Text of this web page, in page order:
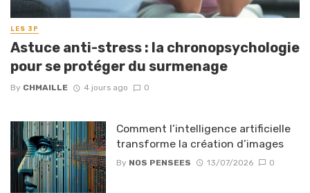
LES 3P
Astuce anti-stress : la chronopsychologie
pour se protéger du surmenage
By CHMAILLE 4 jours ago 0
Comment l’intelligence artificielle
transforme la création d’images
By NOS PENSEES 13/07/2026 0